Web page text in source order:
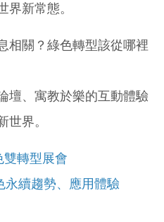
界新常態。
相關？綠色轉型該從哪裡
壇、寓教於樂的互動體驗
世界。
轉型展會
續趨勢、應用體驗